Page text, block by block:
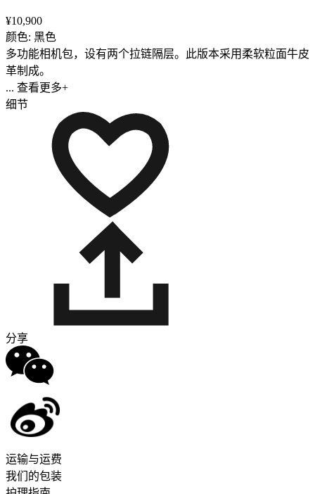
¥10,900
颜色: 黑色
多功能相机包，设有两个拉链隔层。此版本采用柔软粒面牛皮
革制成。
... 查看更多+
细节
分享
运输与运费
我们的包装